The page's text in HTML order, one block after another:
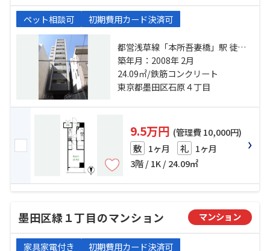
ペット相談可 初期費用カード決済可
都営浅草線「本所吾妻橋」駅 徒歩
12分 総武線「錦糸町」駅 徒歩13分
東武伊勢崎線「東京スカイツリー」
駅 徒歩19分
築年月：2008年 2月
24.09㎡/鉄筋コンクリート
東京都墨田区石原４丁目
9.5万円 (管理費 10,000円)
敷 1ヶ月 礼 1ヶ月
3階 / 1K / 24.09㎡
墨田区緑１丁目のマンション マンション
家具家電付き 初期費用カード決済可